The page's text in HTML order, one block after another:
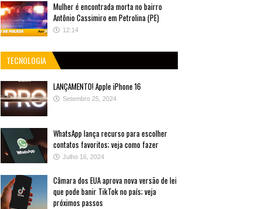
Mulher é encontrada morta no bairro
Antônio Cassimiro em Petrolina (PE)
12:14
TECNOLOGIA
LANÇAMENTO! Apple iPhone 16
Setembro 25, 2024
WhatsApp lança recurso para escolher
contatos favoritos; veja como fazer
Julho 16, 2024
Câmara dos EUA aprova nova versão de lei
que pode banir TikTok no país; veja
próximos passos